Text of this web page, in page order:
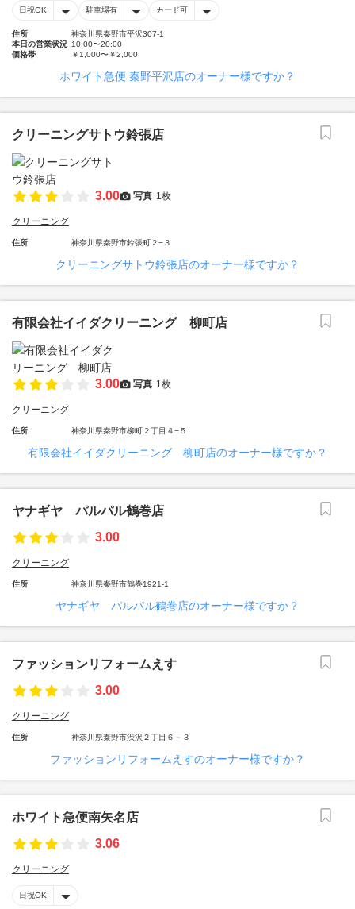
日祝OK 駐車場有 カード可
住所
神奈川県秦野市平沢307-1
本日の営業状況 10:00〜20:00
価格帯
￥1,000〜￥2,000
ホワイト急便 秦野平沢店のオーナー様ですか？
クリーニングサトウ鈴張店
3.00 写真 1枚
クリーニング
住所 神奈川県秦野市鈴張町２−３
クリーニングサトウ鈴張店のオーナー様ですか？
有限会社イイダクリーニング 柳町店
3.00 写真 1枚
クリーニング
住所 神奈川県秦野市柳町２丁目４−５
有限会社イイダクリーニング 柳町店のオーナー様ですか？
ヤナギヤ パルパル鶴巻店
3.00
クリーニング
住所 神奈川県秦野市鶴巻1921-1
ヤナギヤ パルパル鶴巻店のオーナー様ですか？
ファッションリフォームえす
3.00
クリーニング
住所 神奈川県秦野市渋沢２丁目６－３
ファッションリフォームえすのオーナー様ですか？
ホワイト急便南矢名店
3.06
クリーニング
日祝OK